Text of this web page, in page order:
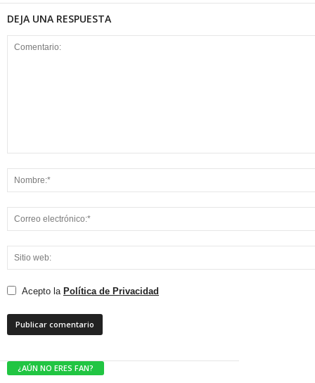
DEJA UNA RESPUESTA
Acepto la Política de Privacidad
¿AÚN NO ERES FAN?